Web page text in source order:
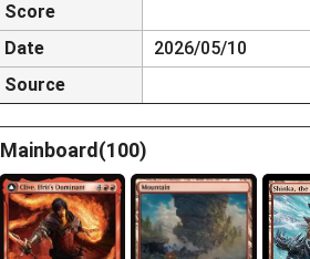
Score
Date
2026/05/10
Source
Mainboard(100)